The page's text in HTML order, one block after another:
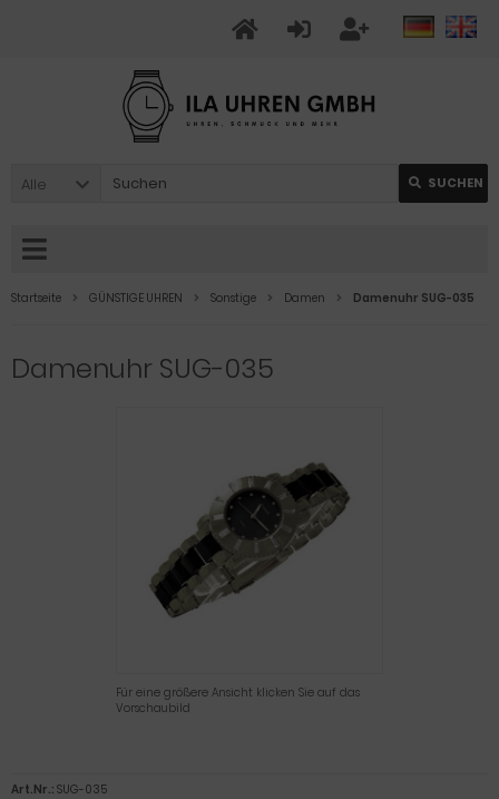
Alle SUCHEN
Startseite GÜNSTIGE UHREN Sonstige Damen Damenuhr SUG-035
Damenuhr SUG-035
Für eine größere Ansicht klicken Sie auf das
Vorschaubild
Art.Nr.: SUG-035